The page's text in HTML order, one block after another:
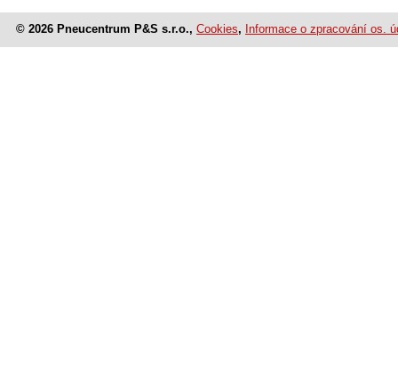
© 2026 Pneucentrum P&S s.r.o., Cookies, Informace o zpracování os.